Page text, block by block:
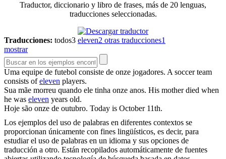
Traductor, diccionario y libro de frases, más de 20 lenguas,
traducciones seleccionadas.
Traducciones: todos3 eleven2 otras traducciones1
mostrar
Uma equipe de futebol consiste de onze jogadores. A soccer team
consists ofeleven players.
Sua mãe morreu quando ele tinha onze anos. His mother died when
he was eleven years old.
Hoje são onze de outubro. Today is October 11th.
Los ejemplos del uso de palabras en diferentes contextos se
proporcionan únicamente con fines lingüísticos, es decir, para
estudiar el uso de palabras en un idioma y sus opciones de
traducción a otro. Están recopilados automáticamente de fuentes